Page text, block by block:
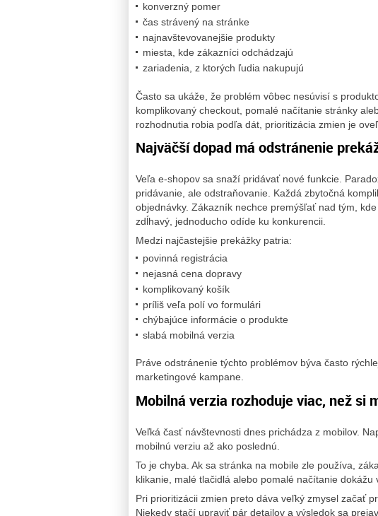
konverzný pomer
čas strávený na stránke
najnavštevovanejšie produkty
miesta, kde zákazníci odchádzajú
zariadenia, z ktorých ľudia nakupujú
Často sa ukáže, že problém vôbec nesúvisí s
komplikovaný checkout, pomalé načítanie stránky
rozhodnutia robia podľa dát, prioritizácia zmien je
Najväčší dopad má odstránenie
Veľa e-shopov sa snaží pridávať nové funkcie.
pridávanie, ale odstraňovanie. Každá zbytočná
objednávky. Zákazník nechce premýšľať nad tým,
zdĺhavý, jednoducho odíde ku konkurencii.
Medzi najčastejšie prekážky patria:
povinná registrácia
nejasná cena dopravy
komplikovaný košík
príliš veľa polí vo formulári
chýbajúce informácie o produkte
slabá mobilná verzia
Práve odstránenie týchto problémov býva často
marketingové kampane.
Mobilná verzia rozhoduje viac, než si
Veľká časť návštevnosti dnes prichádza z mobilov.
mobilnú verziu až ako poslednú.
To je chyba. Ak sa stránka na mobile zle používa,
klikanie, malé tlačidlá alebo pomalé načítanie
Pri prioritizácii zmien preto dáva veľký zmysel začať
Niekedy stačí upraviť pár detailov a výsledok sa